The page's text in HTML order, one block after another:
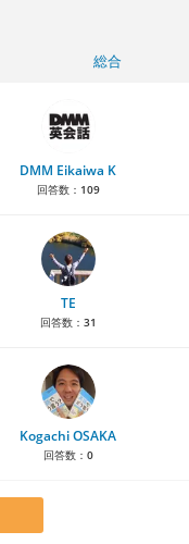
総合
DMM Eikaiwa K
回答数： 109
TE
回答数： 31
Kogachi OSAKA
回答数： 0